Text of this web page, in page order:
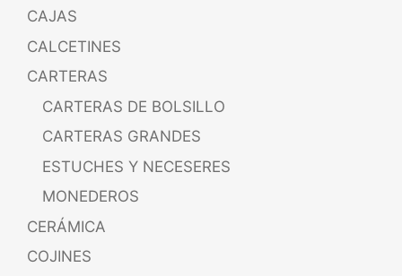
CAJAS
CALCETINES
CARTERAS
CARTERAS DE BOLSILLO
CARTERAS GRANDES
ESTUCHES Y NECESERES
MONEDEROS
CERÁMICA
COJINES